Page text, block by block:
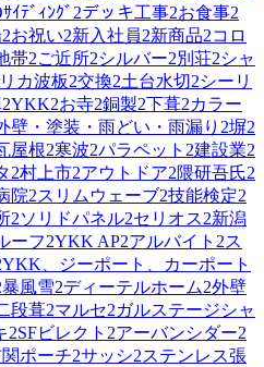
ｲﾃﾞｨﾝｸﾞ 2デッキ工事2お食事2
2お祝い2新入社員2新商品2コロ
帯2ご近所2シルバー2別荘2シャ
カ波板2交換2土台水切2シーリ
2YKK2お寺2銅製2下葺2カラー
壁・塗装・雨どい・雨漏り 2塀2
屋根2寒波2パラペット 2建設業2
2村上市2アウトドア2隈研吾氏2
院2スリムウェーブ2技能検定2
2ソリドパネル2セリオス2新潟
ーフ2YKK AP2アルバイト 2ス
YKK、ジーポート、カーポート
暴風雪2ディーテルホーム2外壁
段葺2マルセ2ガルステージシャ
2SFビレクト 2アーバンシダー2
ポーチ2サッシ2ステンレス張